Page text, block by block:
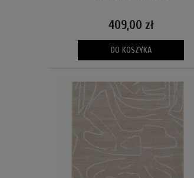
409,00 zł
DO KOSZYKA